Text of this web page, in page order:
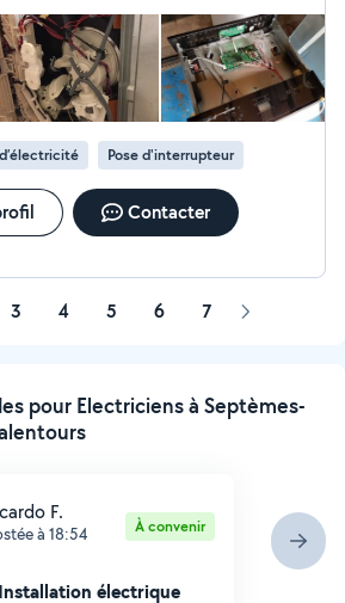
Pose d'interrupteur
Contacter
3 4 5 6 7 Page
pour Electriciens à Septèmes-
F.
à 18:54 À convenir
électrique